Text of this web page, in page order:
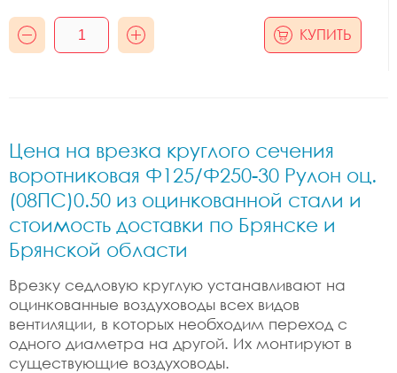
КУПИТЬ
Цена на врезка круглого сечения
воротниковая Ф125/Ф250-30 Рулон оц.
(08ПС)0.50 из оцинкованной стали и
стоимость доставки по Брянске и
Брянской области
Врезку седловую круглую устанавливают на
оцинкованные воздуховоды всех видов
вентиляции, в которых необходим переход с
одного диаметра на другой. Их монтируют в
существующие воздуховоды.